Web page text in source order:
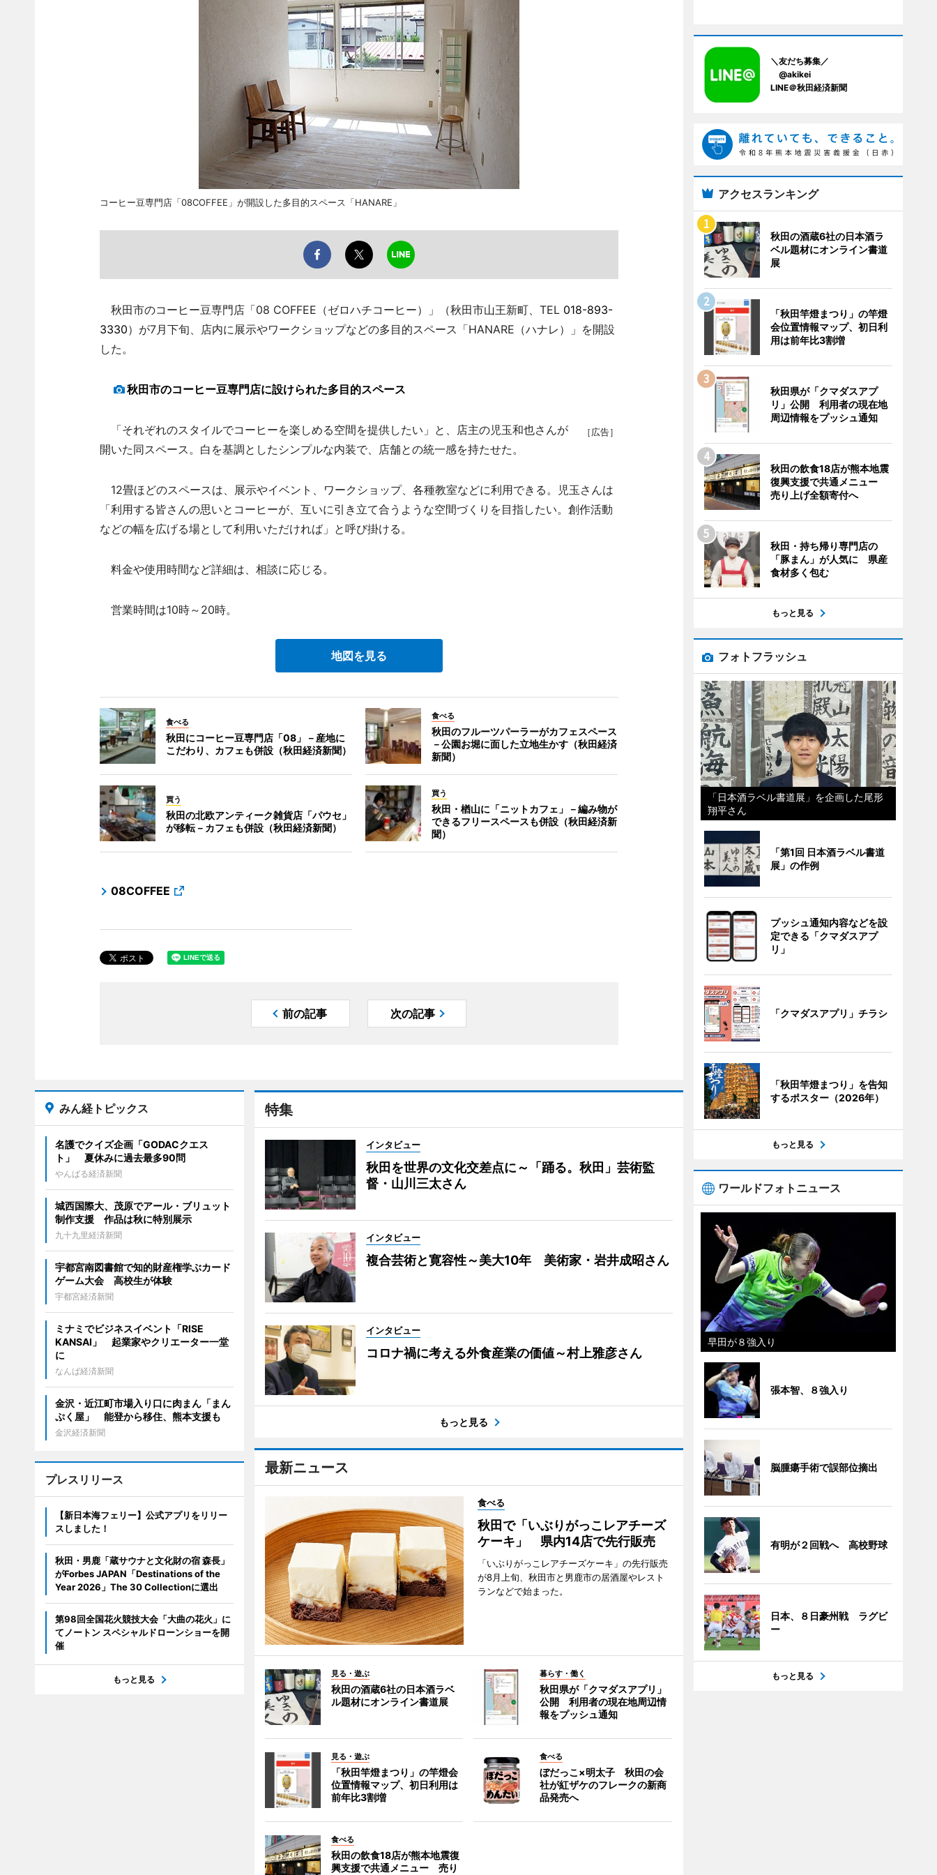
コーヒー豆専門店「08COFFEE」が開設した多目的スペース「HANARE」
秋田市のコーヒー豆専門店「08 COFFEE（ゼロハチコーヒー）」（秋田市山王新町、TEL 018-893-
3330）が7月下旬、店内に展示やワークショップなどの多目的スペース「HANARE（ハナレ）」を開設
した。
秋田市のコーヒー豆専門店に設けられた多目的スペース
［広告］
「それぞれのスタイルでコーヒーを楽しめる空間を提供したい」と、店主の児玉和也さんが
開いた同スペース。白を基調としたシンプルな内装で、店舗との統一感を持たせた。
12畳ほどのスペースは、展示やイベント、ワークショップ、各種教室などに利用できる。児玉さんは
「利用する皆さんの思いとコーヒーが、互いに引き立て合うような空間づくりを目指したい。創作活動
などの幅を広げる場として利用いただければ」と呼び掛ける。
料金や使用時間など詳細は、相談に応じる。
営業時間は10時～20時。
地図を見る
食べる
秋田にコーヒー豆専門店「08」－産地に
こだわり、カフェも併設（秋田経済新聞）
食べる
秋田のフルーツパーラーがカフェスペース
－公園お堀に面した立地生かす（秋田経済
新聞）
買う
秋田の北欧アンティーク雑貨店「パウセ」
が移転－カフェも併設（秋田経済新聞）
買う
秋田・楢山に「ニットカフェ」－編み物が
できるフリースペースも併設（秋田経済新
聞）
08COFFEE
前の記事 次の記事
特集
インタビュー
秋田を世界の文化交差点に～「踊る。秋田」芸術監
督・山川三太さん
インタビュー
複合芸術と寛容性～美大10年 美術家・岩井成昭さん
インタビュー
コロナ禍に考える外食産業の価値～村上雅彦さん
もっと見る
最新ニュース
食べる
秋田で「いぶりがっこレアチーズ
ケーキ」 県内14店で先行販売
「いぶりがっこレアチーズケーキ」の先行販売
が8月上旬、秋田市と男鹿市の居酒屋やレスト
ランなどで始まった。
見る・遊ぶ
秋田の酒蔵6社の日本酒ラベ
ル題材にオンライン書道展
暮らす・働く
秋田県が「クマダスアプリ」
公開 利用者の現在地周辺情
報をプッシュ通知
見る・遊ぶ
「秋田竿燈まつり」の竿燈会
位置情報マップ、初日利用は
前年比3割増
食べる
ぼだっこ×明太子 秋田の会
社が紅ザケのフレークの新商
品発売へ
食べる
秋田の飲食18店が熊本地震復
興支援で共通メニュー 売り
みん経トピックス
名護でクイズ企画「GODACクエス
ト」 夏休みに過去最多90問
やんばる経済新聞
城西国際大、茂原でアール・ブリュット
制作支援 作品は秋に特別展示
九十九里経済新聞
宇都宮南図書館で知的財産権学ぶカード
ゲーム大会 高校生が体験
宇都宮経済新聞
ミナミでビジネスイベント「RISE
KANSAI」 起業家やクリエーター一堂
に
なんば経済新聞
金沢・近江町市場入り口に肉まん「まん
ぷく屋」 能登から移住、熊本支援も
金沢経済新聞
プレスリリース
【新日本海フェリー】公式アプリをリリー
スしました！
秋田・男鹿「蔵サウナと文化財の宿 森長」
がForbes JAPAN「Destinations of the
Year 2026」The 30 Collectionに選出
第98回全国花火競技大会「大曲の花火」に
てノートン スペシャルドローンショーを開
催
もっと見る
＼友だち募集／
@akikei
LINE＠秋田経済新聞
アクセスランキング
秋田の酒蔵6社の日本酒ラ
ベル題材にオンライン書道
展
「秋田竿燈まつり」の竿燈
会位置情報マップ、初日利
用は前年比3割増
秋田県が「クマダスアプ
リ」公開 利用者の現在地
周辺情報をプッシュ通知
秋田の飲食18店が熊本地震
復興支援で共通メニュー
売り上げ全額寄付へ
秋田・持ち帰り専門店の
「豚まん」が人気に 県産
食材多く包む
もっと見る
フォトフラッシュ
「日本酒ラベル書道展」を企画した尾形
翔平さん
「第1回 日本酒ラベル書道
展」の作例
プッシュ通知内容などを設
定できる「クマダスアプ
リ」
「クマダスアプリ」チラシ
「秋田竿燈まつり」を告知
するポスター（2026年）
もっと見る
ワールドフォトニュース
早田が８強入り
張本智、８強入り
脳腫瘍手術で誤部位摘出
有明が２回戦へ 高校野球
日本、８日豪州戦 ラグビ
ー
もっと見る